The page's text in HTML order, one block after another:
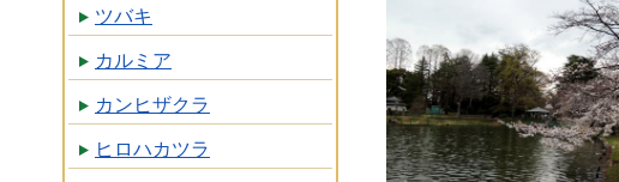
ツバキ
カルミア
カンヒザクラ
ヒロハカツラ